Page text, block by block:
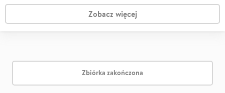
Zobacz więcej
Zbiórka zakończona